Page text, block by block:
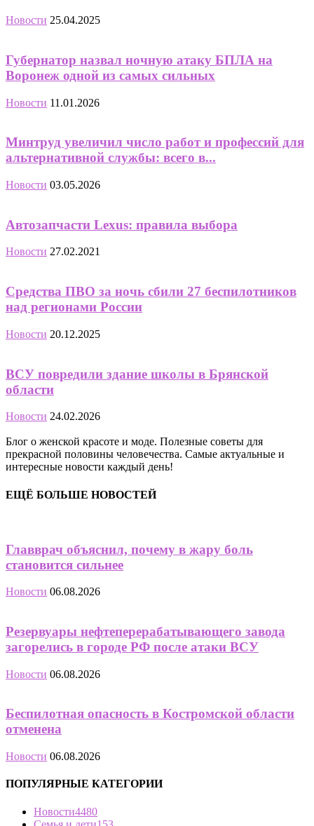
Новости 25.04.2025
Губернатор назвал ночную атаку БПЛА на
Воронеж одной из самых сильных
Новости 11.01.2026
Минтруд увеличил число работ и профессий для
альтернативной службы: всего в...
Новости 03.05.2026
Автозапчасти Lexus: правила выбора
Новости 27.02.2021
Средства ПВО за ночь сбили 27 беспилотников
над регионами России
Новости 20.12.2025
ВСУ повредили здание школы в Брянской
области
Новости 24.02.2026
Блог о женской красоте и моде. Полезные советы для
прекрасной половины человечества. Самые актуальные и
интересные новости каждый день!
ЕЩЁ БОЛЬШЕ НОВОСТЕЙ
Главврач объяснил, почему в жару боль
становится сильнее
Новости 06.08.2026
Резервуары нефтеперерабатывающего завода
загорелись в городе РФ после атаки ВСУ
Новости 06.08.2026
Беспилотная опасность в Костромской области
отменена
Новости 06.08.2026
ПОПУЛЯРНЫЕ КАТЕГОРИИ
Новости4480